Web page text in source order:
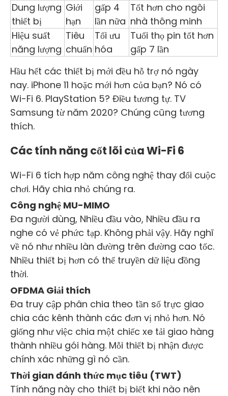
Dung lượng
thiết bị
Giới
hạn
gấp 4
lần nữa
Tốt hơn cho ngôi
nhà thông minh
Hiệu suất
năng lượng
Tiêu
chuẩn
Tối ưu
hóa
Tuổi thọ pin tốt hơn
gấp 7 lần
Hầu hết các thiết bị mới đều hỗ trợ nó ngày
nay. iPhone 11 hoặc mới hơn của bạn? Nó có
Wi-Fi 6. PlayStation 5? Điều tương tự. TV
Samsung từ năm 2020? Chúng cũng tương
thích.
Các tính năng cốt lõi của Wi-Fi 6
Wi-Fi 6 tích hợp năm công nghệ thay đổi cuộc
chơi. Hãy chia nhỏ chúng ra.
Công nghệ MU-MIMO
Đa người dùng, Nhiều đầu vào, Nhiều đầu ra
nghe có vẻ phức tạp. Không phải vậy. Hãy nghĩ
về nó như nhiều làn đường trên đường cao tốc.
Nhiều thiết bị hơn có thể truyền dữ liệu đồng
thời.
OFDMA Giải thích
Đa truy cập phân chia theo tần số trực giao
chia các kênh thành các đơn vị nhỏ hơn. Nó
giống như việc chia một chiếc xe tải giao hàng
thành nhiều gói hàng. Mỗi thiết bị nhận được
chính xác những gì nó cần.
Thời gian đánh thức mục tiêu (TWT)
Tính năng này cho thiết bị biết khi nào nên